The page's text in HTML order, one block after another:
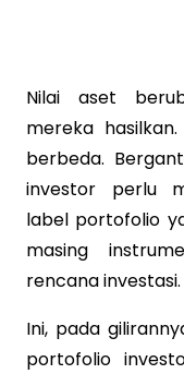
Nilai aset
mereka
berbeda.
investor perlu
label portofolio
masing
rencana investasi.
Ini, pada
portofolio